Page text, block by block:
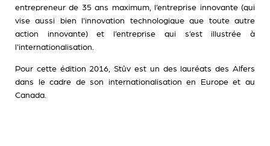
entrepreneur de 35 ans maximum, l’entreprise innovante (qui
vise aussi bien l'innovation technologique que toute autre
action innovante) et l’entreprise qui s’est illustrée à
l'internationalisation.
Pour cette édition 2016, Stûv est un des lauréats des Alfers
dans le cadre de son internationalisation en Europe et au
Canada.